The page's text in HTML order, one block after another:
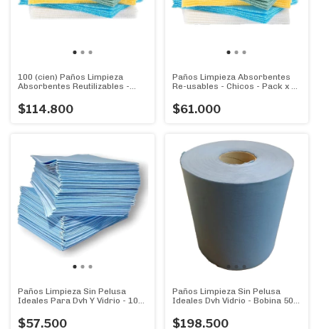
100 (cien) Paños Limpieza
Absorbentes Reutilizables -
$114.800
Paños Limpieza Absorbentes
Re-usables - Chicos - Pack x 50
$61.000
Paños Limpieza Sin Pelusa
Ideales Para Dvh Y Vidrio - 100
$57.500
Paños Limpieza Sin Pelusa
Ideales Dvh Vidrio - Bobina 500
$198.500